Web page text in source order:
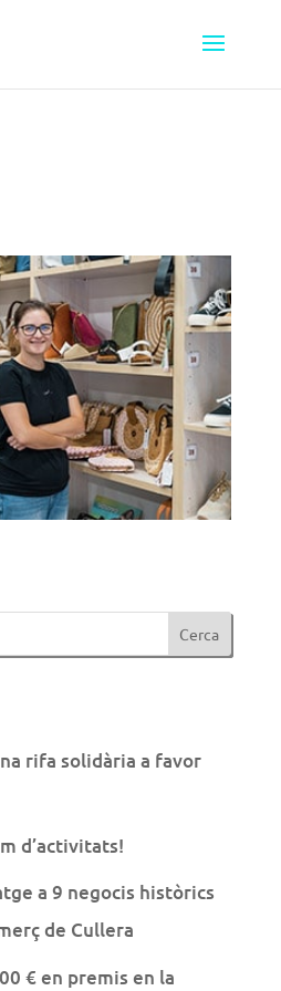
rifa solidària a favor
d’activitats!
a 9 negocis històrics
de Cullera
€ en premis en la